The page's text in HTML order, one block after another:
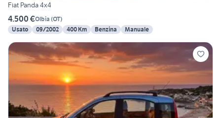
Fiat Panda 4x4
4.500 €Olbia (OT)
Usato
09/2002 400 Km Benzina Manuale